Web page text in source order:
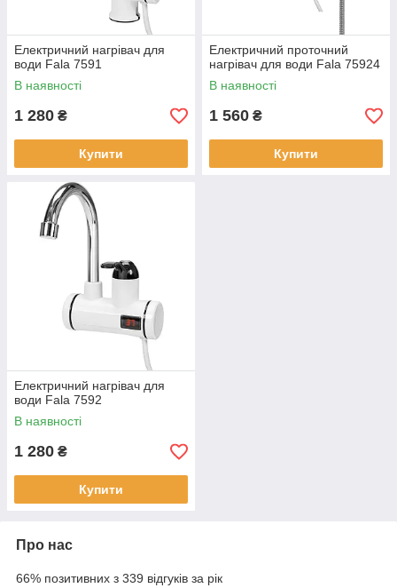
Електричний нагрівач для
води Fala 7591
В наявності
1 280 ₴
Купити
Електричний проточний
нагрівач для води Fala 75924
В наявності
1 560 ₴
Купити
Електричний нагрівач для
води Fala 7592
В наявності
1 280 ₴
Купити
Про нас
66% позитивних з 339 відгуків за рік